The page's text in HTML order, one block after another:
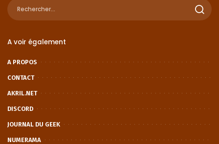
A voir également
A PROPOS
CONTACT
AKRIL.NET
DISCORD
JOURNAL DU GEEK
NUMERAMA